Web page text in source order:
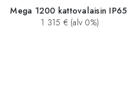
Mega 1200 kattovalaisin IP65
1 315 € (alv 0%)